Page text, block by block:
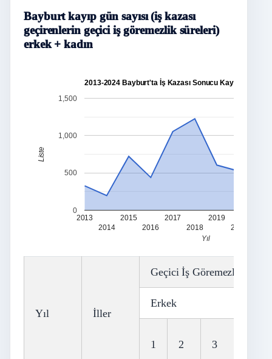
Bayburt kayıp gün sayısı (iş kazası
geçirenlerin geçici iş göremezlik süreleri)
erkek + kadın
2013-2024 Bayburt'ta İş Kazası Sonucu Kayıp Gün
2013
2014
2015
2016
2017
2018
2019
2020
0
500
1,000
1,500
Yıl
Liste
Yıl İller
Geçici İş Göremezlik
Erkek
1 2 3